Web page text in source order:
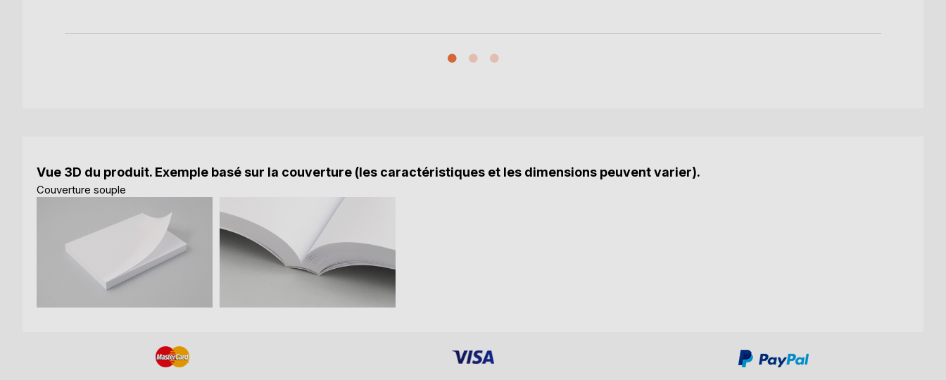
Vue 3D du produit. Exemple basé sur la couverture (les caractéristiques et les dimensions peuvent varier).
Couverture souple